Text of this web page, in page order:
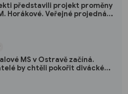
představili projekt proměny
Horákové. Veřejné projednání
v MAPPA
MS v Ostravě začíná.
by chtěli pokořit divácké